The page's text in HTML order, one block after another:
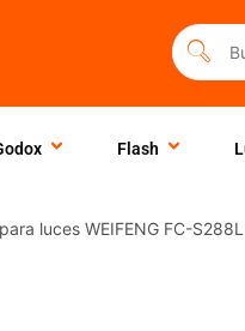
Flash
luces WEIFENG FC-